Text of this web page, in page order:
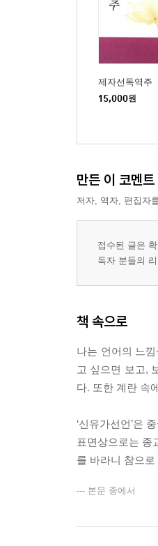
제자선독역주
15,000원
만든 이 코멘트
저자, 역자, 편집자
접수된 글은
독자 분들의
책 속으로
나는 언어의 느낌
고 싶으면 보고,
다. 또한 계란 속
‘신유가선언’은
표면상으로는 종
를 바라니 참으
--- 본문 중에서